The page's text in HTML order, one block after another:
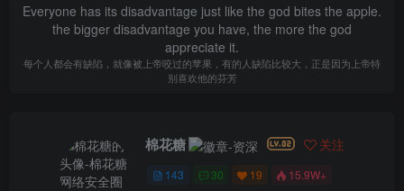
Everyone has its disadvantage just like the god bites the apple.
the bigger disadvantage you have, the more the god
appreciate it.
每个人都会有缺陷，就像被上帝咬过的苹果，有的人缺陷比较大，正是因为上帝特
别喜欢他的芬芳
棉花糖 关注
143 30 19 15.9W+